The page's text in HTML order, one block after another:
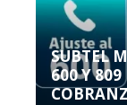
SUBTEL
600 Y 809